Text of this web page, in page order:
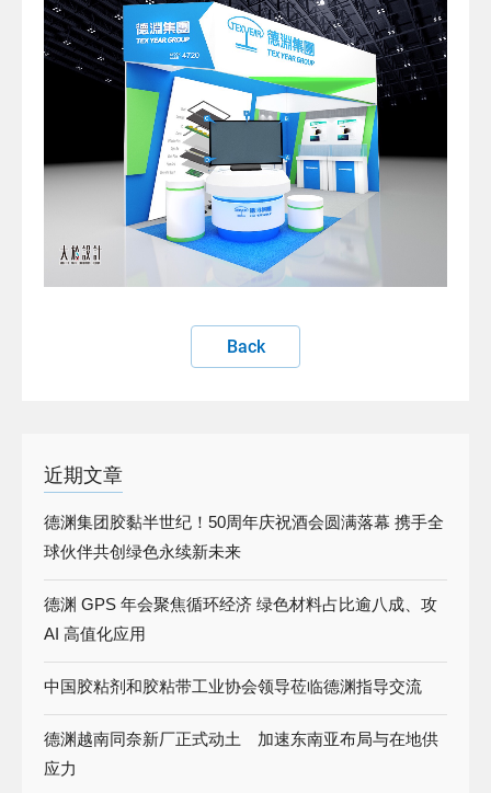
Back
近期文章
德渊集团胶黏半世纪！50周年庆祝酒会圆满落幕 携手全
球伙伴共创绿色永续新未来
德渊 GPS 年会聚焦循环经济 绿色材料占比逾八成、攻
AI 高值化应用
中国胶粘剂和胶粘带工业协会领导莅临德渊指导交流
德渊越南同奈新厂正式动土 加速东南亚布局与在地供
应力